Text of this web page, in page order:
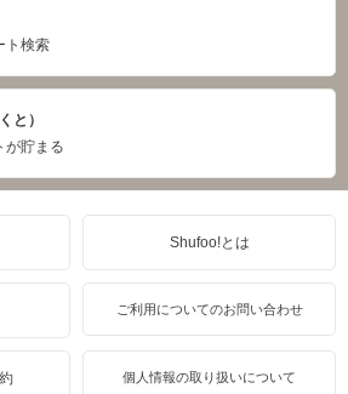
ト検索
と）
が貯まる
Shufoo!とは
ご利用についてのお問い合わせ
個人情報の取り扱いについて